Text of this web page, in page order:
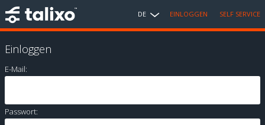
DE EINLOGGEN SELF SERVICE
Einloggen
E-Mail:
Passwort: